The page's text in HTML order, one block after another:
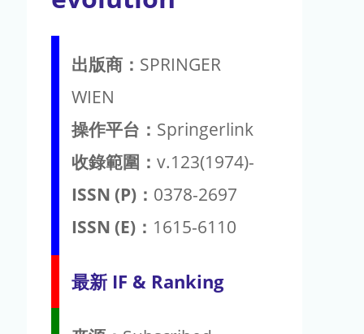
出版商： SPRINGER
WIEN
操作平台： Springerlink
收錄範圍： v.123(1974)-
ISSN (P)： 0378-2697
ISSN (E)： 1615-6110
最新 IF & Ranking